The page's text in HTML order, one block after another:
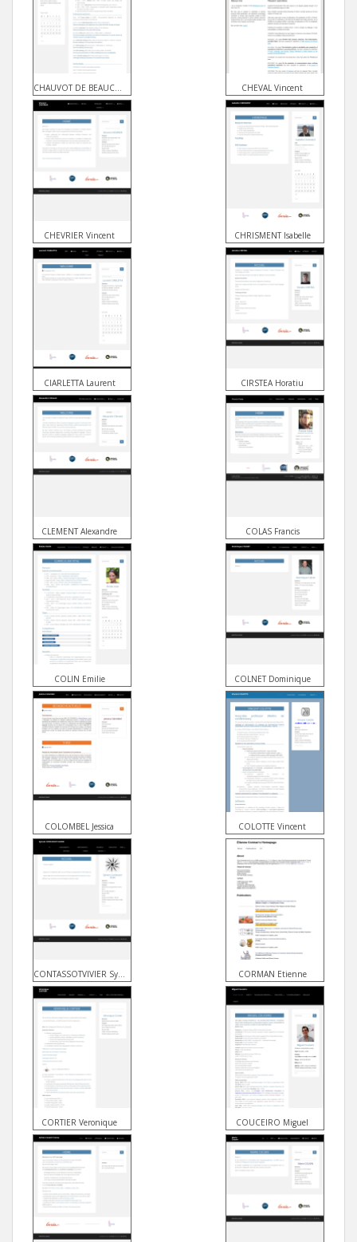
CHAUVOT DE BEAUCHENE Isaure CHEVAL Vincent
CHEVRIER Vincent CHRISMENT Isabelle
CIARLETTA Laurent CIRSTEA Horatiu
CLEMENT Alexandre COLAS Francis
COLIN Emilie COLNET Dominique
COLOMBEL Jessica COLOTTE Vincent
CONTASSOTVIVIER Sylvain CORMAN Etienne
CORTIER Veronique COUCEIRO Miguel